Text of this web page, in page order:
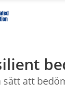
sätt att